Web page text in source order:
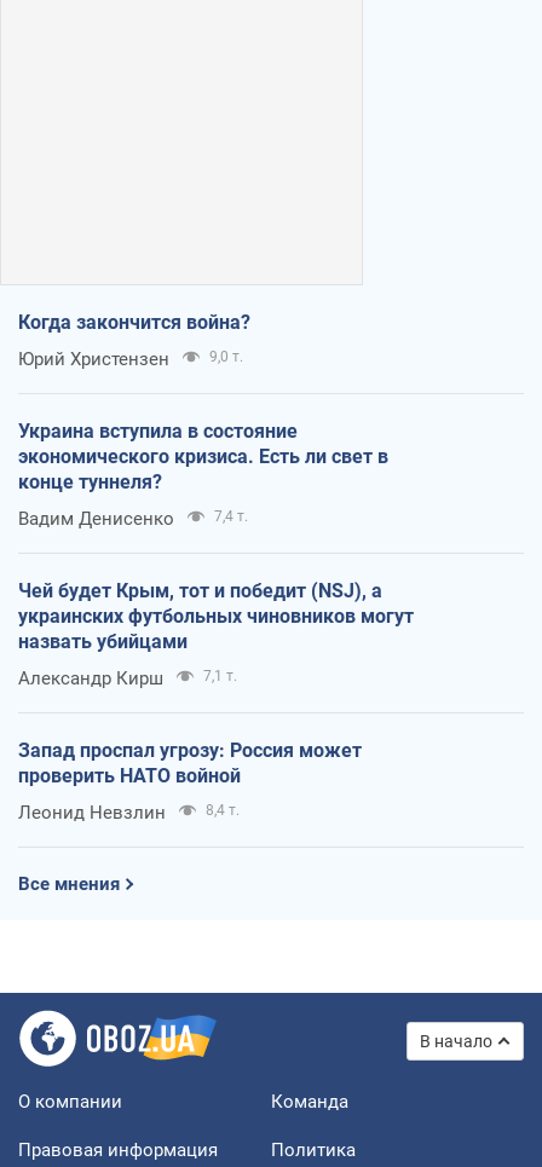
Когда закончится война?
Юрий Христензен 9,0 т.
Украина вступила в состояние
экономического кризиса. Есть ли свет в
конце туннеля?
Вадим Денисенко 7,4 т.
Чей будет Крым, тот и победит (NSJ), а
украинских футбольных чиновников могут
назвать убийцами
Александр Кирш 7,1 т.
Запад проспал угрозу: Россия может
проверить НАТО войной
Леонид Невзлин 8,4 т.
Все мнения
В начало
О компании Команда
Правовая информация
Политика